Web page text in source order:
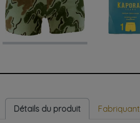
Détails du produit Fabriquant